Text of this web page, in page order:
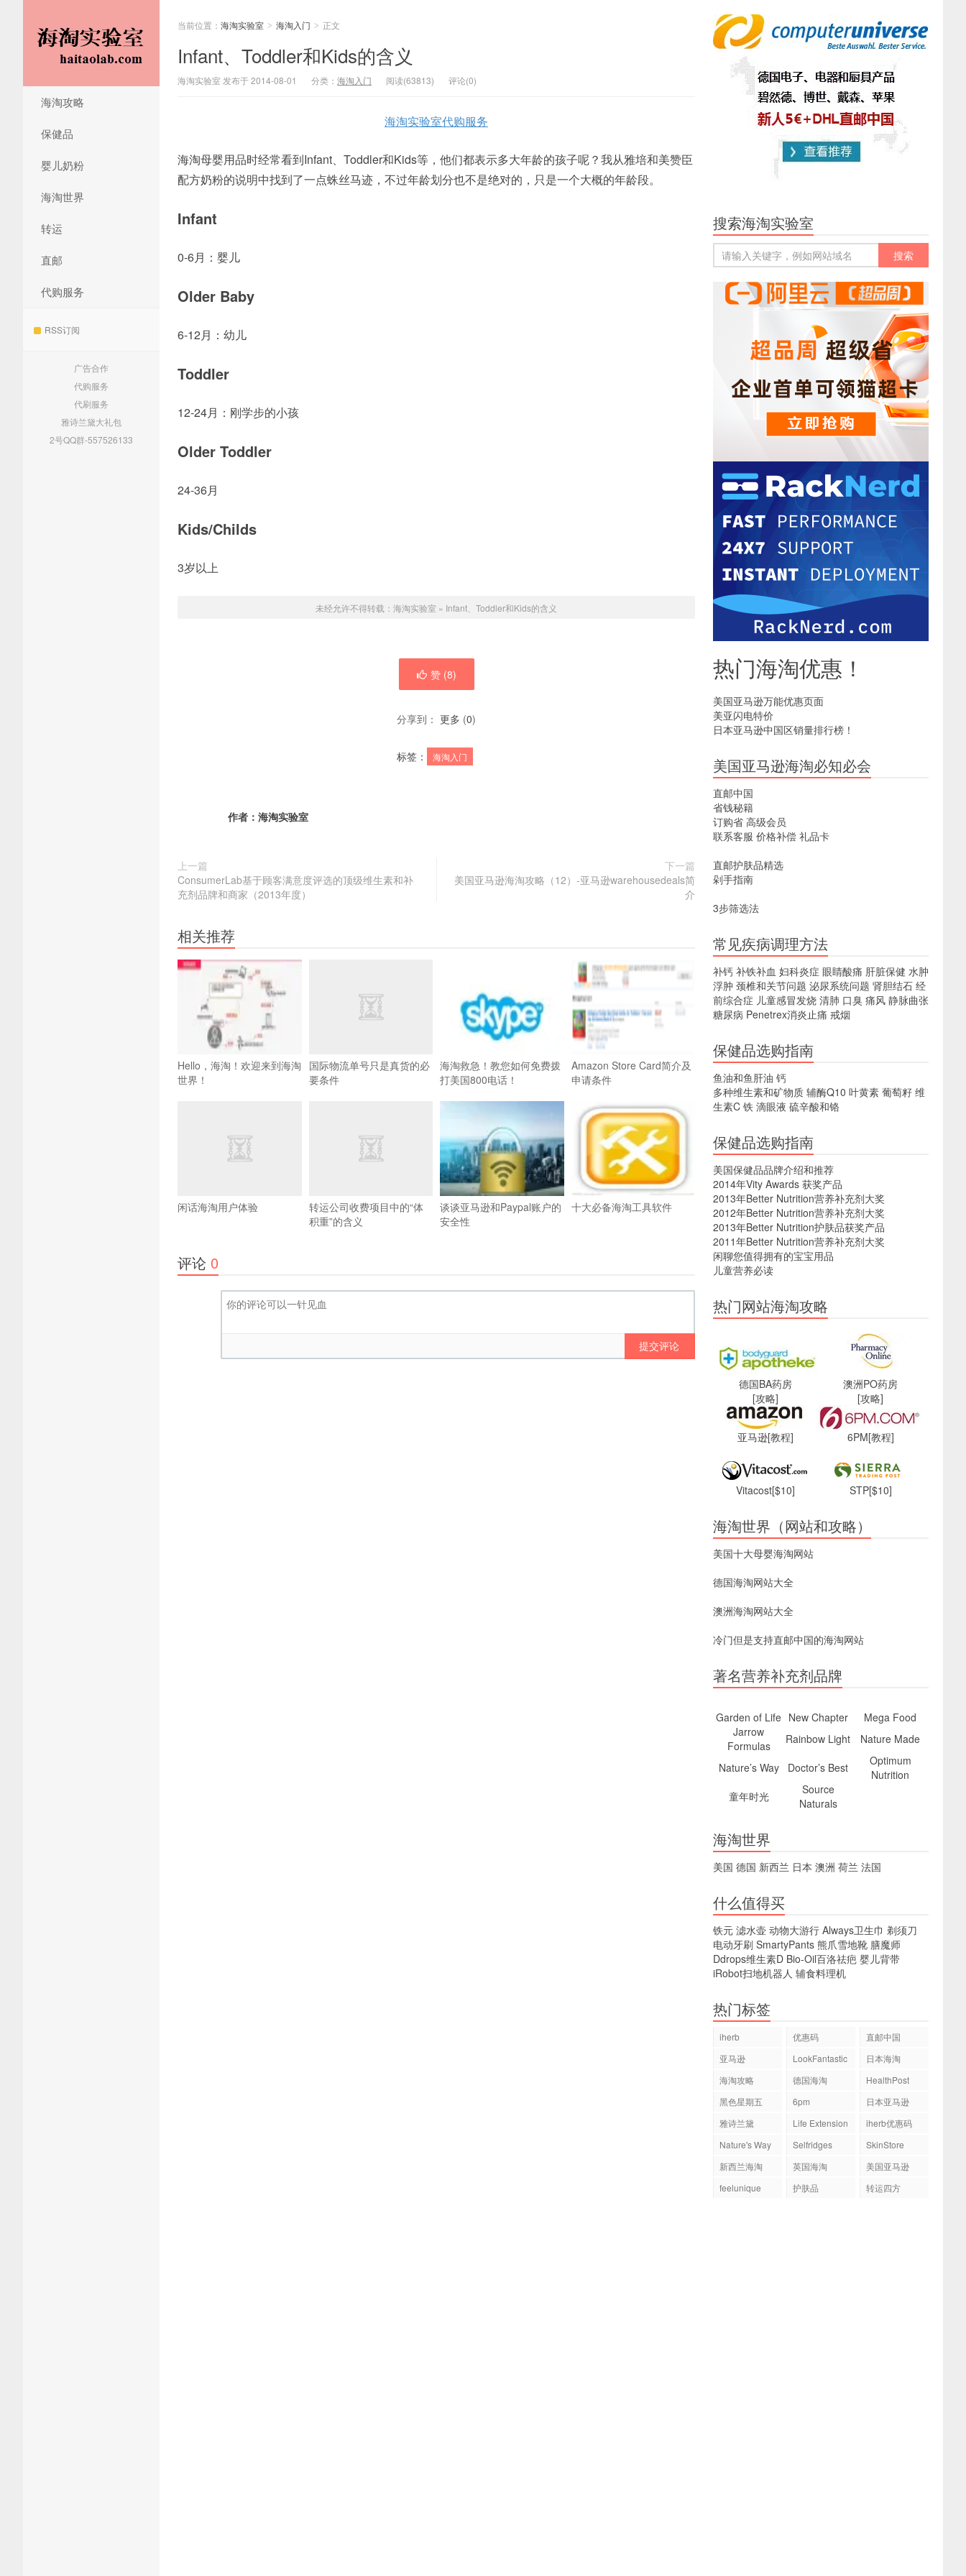
海淘攻略
保健品
婴儿奶粉
海淘世界
转运
直邮
代购服务
RSS订阅
广告合作
代购服务
代刷服务
雅诗兰黛大礼包
2号QQ群-557526133
当前位置： 海淘实验室 > 海淘入门 > 正文
Infant、Toddler和Kids的含义
海淘实验室 发布于 2014-08-01 分类： 海淘入门 阅读(63813) 评论(0)
海淘实验室代购服务
海淘母婴用品时经常看到Infant、Toddler和Kids等，他们都表示多大年龄的孩子呢？我从雅培和美赞臣
配方奶粉的说明中找到了一点蛛丝马迹，不过年龄划分也不是绝对的，只是一个大概的年龄段。
Infant
0-6月：婴儿
Older Baby
6-12月：幼儿
Toddler
12-24月：刚学步的小孩
Older Toddler
24-36月
Kids/Childs
3岁以上
未经允许不得转载： 海淘实验室 » Infant、Toddler和Kids的含义
赞 (8)
分享到： 更多 (0)
标签： 海淘入门
作者： 海淘实验室
上一篇
ConsumerLab基于顾客满意度评选的顶级维生素和补
充剂品牌和商家（2013年度）
下一篇
美国亚马逊海淘攻略（12）-亚马逊warehousedeals简
介
相关推荐
Hello，海淘！欢迎来到海淘
世界！
国际物流单号只是真货的必
要条件
海淘救急！教您如何免费拨
打美国800电话！
Amazon Store Card简介及
申请条件
闲话海淘用户体验
转运公司收费项目中的“体
积重”的含义
谈谈亚马逊和Paypal账户的
安全性
十大必备海淘工具软件
评论 0
提交评论
搜索海淘实验室
热门海淘优惠！
美国亚马逊万能优惠页面
美亚闪电特价
日本亚马逊中国区销量排行榜！
美国亚马逊海淘必知必会
直邮中国
省钱秘籍
订购省 高级会员
联系客服 价格补偿 礼品卡
直邮护肤品精选
剁手指南
3步筛选法
常见疾病调理方法
补钙 补铁补血 妇科炎症 眼睛酸痛 肝脏保健 水肿
浮肿 颈椎和关节问题 泌尿系统问题 肾胆结石 经
前综合症 儿童感冒发烧 清肺 口臭 痛风 静脉曲张
糖尿病 Penetrex消炎止痛 戒烟
保健品选购指南
鱼油和鱼肝油 钙
多种维生素和矿物质 辅酶Q10 叶黄素 葡萄籽 维
生素C 铁 滴眼液 硫辛酸和铬
保健品选购指南
美国保健品品牌介绍和推荐
2014年Vity Awards 获奖产品
2013年Better Nutrition营养补充剂大奖
2012年Better Nutrition营养补充剂大奖
2013年Better Nutrition护肤品获奖产品
2011年Better Nutrition营养补充剂大奖
闲聊您值得拥有的宝宝用品
儿童营养必读
热门网站海淘攻略
德国BA药房
[攻略]
澳洲PO药房
[攻略]
亚马逊[教程] 6PM[教程]
Vitacost[$10] STP[$10]
海淘世界（网站和攻略）
美国十大母婴海淘网站
德国海淘网站大全
澳洲海淘网站大全
冷门但是支持直邮中国的海淘网站
著名营养补充剂品牌
Garden of Life New Chapter
Mega Food
Jarrow
Formulas
Rainbow Light
Nature Made
Nature’s Way
Doctor’s Best
Optimum
Nutrition
童年时光
Source
Naturals
海淘世界
美国 德国 新西兰 日本 澳洲 荷兰 法国
什么值得买
铁元 滤水壶 动物大游行 Always卫生巾 剃须刀
电动牙刷 SmartyPants 熊爪雪地靴 膳魔师
Ddrops维生素D Bio-Oil百洛祛疤 婴儿背带
iRobot扫地机器人 辅食料理机
热门标签
iherb 优惠码
直邮中国
亚马逊
LookFantastic
日本海淘
海淘攻略
德国海淘
HealthPost
黑色星期五
6pm
日本亚马逊
雅诗兰黛
Life Extension
iherb优惠码
Nature's Way
Selfridges
SkinStore
新西兰海淘
英国海淘
美国亚马逊
feelunique
护肤品 转运四方